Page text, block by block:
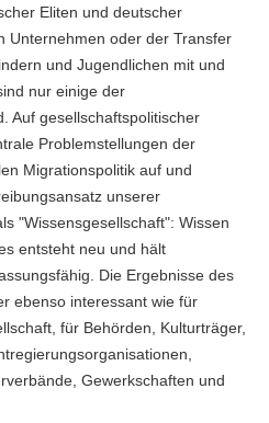
Eliten und deutscher
Unternehmen oder der Transfer
und Jugendlichen mit und
nur einige der
Auf gesellschaftspolitischer
Problemstellungen der
Migrationspolitik auf und
unserer
"Wissensgesellschaft": Wissen
entsteht neu und hält
Die Ergebnisse des
ebenso interessant wie für
für Behörden, Kulturträger,
Gewerkschaften und